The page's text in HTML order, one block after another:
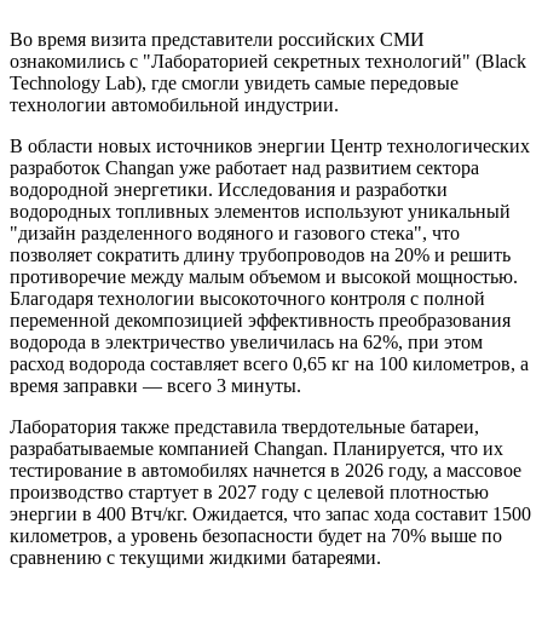
Во время визита представители российских СМИ
ознакомились с "Лабораторией секретных технологий" (Black
Technology Lab), где смогли увидеть самые передовые
технологии автомобильной индустрии.
В области новых источников энергии Центр технологических
разработок Changan уже работает над развитием сектора
водородной энергетики. Исследования и разработки
водородных топливных элементов используют уникальный
"дизайн разделенного водяного и газового стека", что
позволяет сократить длину трубопроводов на 20% и решить
противоречие между малым объемом и высокой мощностью.
Благодаря технологии высокоточного контроля с полной
переменной декомпозицией эффективность преобразования
водорода в электричество увеличилась на 62%, при этом
расход водорода составляет всего 0,65 кг на 100 километров, а
время заправки — всего 3 минуты.
Лаборатория также представила твердотельные батареи,
разрабатываемые компанией Changan. Планируется, что их
тестирование в автомобилях начнется в 2026 году, а массовое
производство стартует в 2027 году с целевой плотностью
энергии в 400 Втч/кг. Ожидается, что запас хода составит 1500
километров, а уровень безопасности будет на 70% выше по
сравнению с текущими жидкими батареями.